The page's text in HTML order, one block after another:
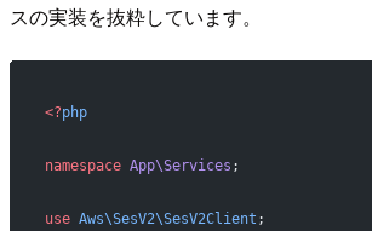
スの実装を抜粋しています。
<?php
namespace App\Services ;
use Aws\SesV2\SesV2Client ;